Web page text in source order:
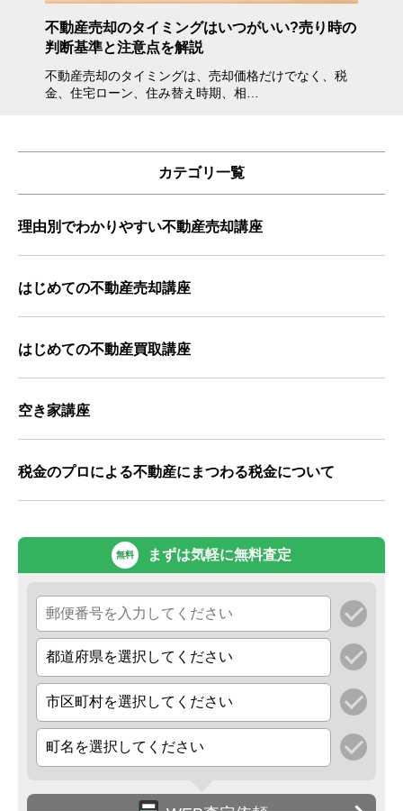
不動産売却のタイミングはいつがいい?売り時の
判断基準と注意点を解説
不動産売却のタイミングは、売却価格だけでなく、税
金、住宅ローン、住み替え時期、相…
カテゴリ一覧
理由別でわかりやすい不動産売却講座
はじめての不動産売却講座
はじめての不動産買取講座
空き家講座
税金のプロによる不動産にまつわる税金について
無料 まずは気軽に無料査定